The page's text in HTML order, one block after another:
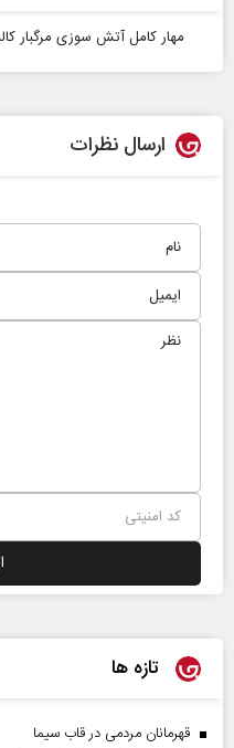
مهار کامل آتش‌ سوزی مرگبار
ارسال نظرات
تازه ها
قهرمانان مردمی در قاب سیما